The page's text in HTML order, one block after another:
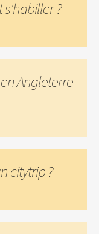
?
en Angleterre
citytrip ?